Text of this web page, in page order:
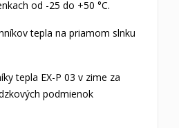
od -25 do +50 °C.
tepla na priamom slnku
tepla EX-P 03 v zime za
podmienok